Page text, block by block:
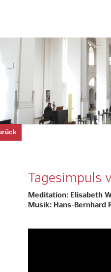
Tagesimpuls
Meditation: Elisabeth
Musik: Hans-Bernhard